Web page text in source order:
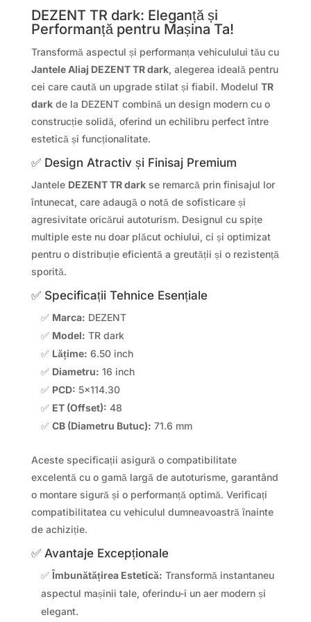
DEZENT TR dark: Eleganță și
Performanță pentru Mașina Ta!
Transformă aspectul și performanța vehiculului tău cu
Jantele Aliaj DEZENT TR dark, alegerea ideală pentru
cei care caută un upgrade stilat și fiabil. Modelul TR
darkde la DEZENT combină un design modern cu o
construcție solidă, oferind un echilibru perfect între
estetică și funcționalitate.
✅ Design Atractiv și Finisaj Premium
Jantele DEZENT TR darkse remarcă prin finisajul lor
întunecat, care adaugă o notă de sofisticare și
agresivitate oricărui autoturism. Designul cu spițe
multiple este nu doar plăcut ochiului, ci și optimizat
pentru o distribuție eficientă a greutății și o rezistență
sporită.
✅ Specificații Tehnice Esențiale
✅ Marca: DEZENT
✅ Model: TR dark
✅ Lățime: 6.50 inch
✅ Diametru: 16 inch
✅ PCD: 5×114.30
✅ ET (Offset): 48
✅ CB (Diametru Butuc): 71.6 mm
Aceste specificații asigură o compatibilitate
excelentă cu o gamă largă de autoturisme, garantând
o montare sigură și o performanță optimă. Verificați
compatibilitatea cu vehiculul dumneavoastră înainte
de achiziție.
✅ Avantaje Excepționale
✅Îmbunătățirea Estetică: Transformă instantaneu
aspectul mașinii tale, oferindu-i un aer modern și
elegant.